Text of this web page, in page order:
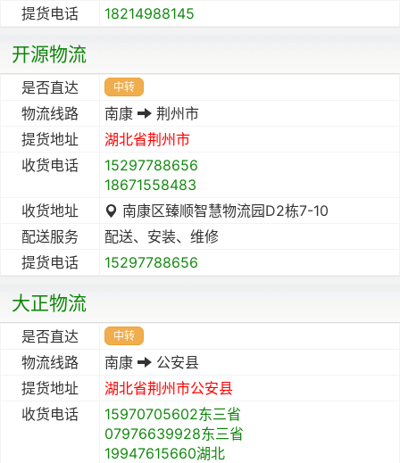
提货电话
18214988145
开源物流
是否直达 中转
物流线路 南康
荆州市
提货地址
湖北省荆州市
收货电话
15297788656
18671558483
收货地址
南康区臻顺智慧物流园D2栋7-10
配送服务
配送、安装、维修
提货电话
15297788656
大正物流
是否直达 中转
物流线路 南康
公安县
提货地址
湖北省荆州市公安县
收货电话
15970705602东三省
07976639928东三省
19947615660湖北